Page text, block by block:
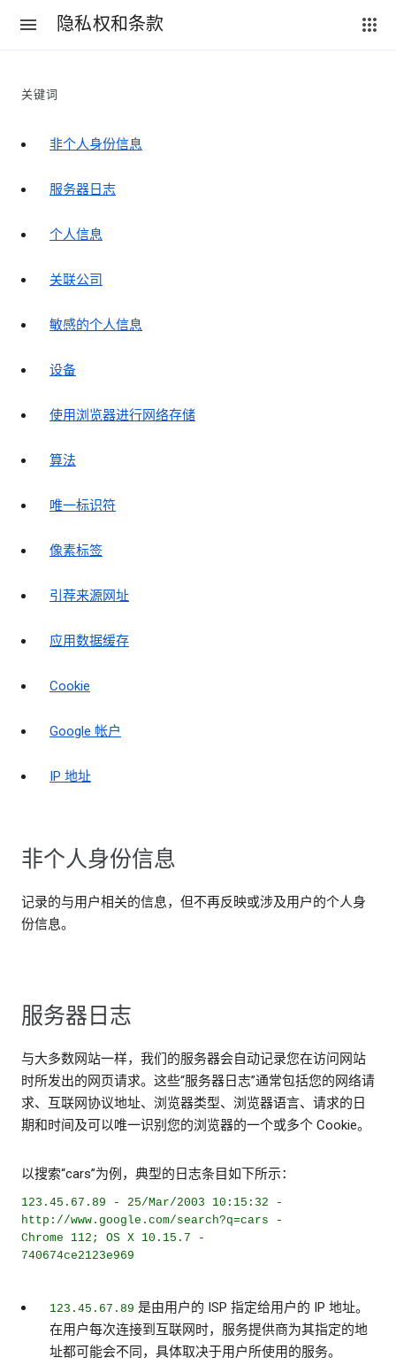
隐私权和条款
关键词
非个人身份信息
服务器日志
个人信息
关联公司
敏感的个人信息
设备
使用浏览器进行网络存储
算法
唯一标识符
像素标签
引荐来源网址
应用数据缓存
Cookie
Google 帐户
IP 地址
非个人身份信息
记录的与用户相关的信息，但不再反映或涉及用户的个人身
份信息。
服务器日志
与大多数网站一样，我们的服务器会自动记录您在访问网站
时所发出的网页请求。这些“服务器日志”通常包括您的网络请
求、互联网协议地址、浏览器类型、浏览器语言、请求的日
期和时间及可以唯一识别您的浏览器的一个或多个 Cookie。
以搜索“cars”为例，典型的日志条目如下所示：
123.45.67.89 - 25/Mar/2003 10:15:32 -
http://www.google.com/search?q=cars -
Chrome 112; OS X 10.15.7 -
740674ce2123e969
123.45.67.89 是由用户的 ISP 指定给用户的 IP 地址。
在用户每次连接到互联网时，服务提供商为其指定的地
址都可能会不同，具体取决于用户所使用的服务。